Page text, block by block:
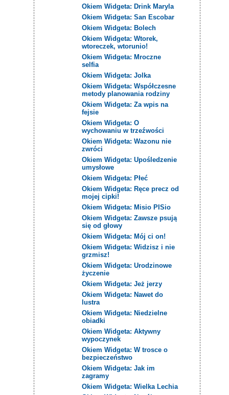
Okiem Widgeta: Drink Maryla
Okiem Widgeta: San Escobar
Okiem Widgeta: Bolech
Okiem Widgeta: Wtorek,
wtoreczek, wtorunio!
Okiem Widgeta: Mroczne
selfia
Okiem Widgeta: Jolka
Okiem Widgeta: Współczesne
metody planowania rodziny
Okiem Widgeta: Za wpis na
fejsie
Okiem Widgeta: O
wychowaniu w trzeźwości
Okiem Widgeta: Wazonu nie
zwróci
Okiem Widgeta: Upośledzenie
umysłowe
Okiem Widgeta: Płeć
Okiem Widgeta: Ręce precz od
mojej cipki!
Okiem Widgeta: Misio PISio
Okiem Widgeta: Zawsze psują
się od głowy
Okiem Widgeta: Mój ci on!
Okiem Widgeta: Widzisz i nie
grzmisz!
Okiem Widgeta: Urodzinowe
życzenie
Okiem Widgeta: Jeż jerzy
Okiem Widgeta: Nawet do
lustra
Okiem Widgeta: Niedzielne
obiadki
Okiem Widgeta: Aktywny
wypoczynek
Okiem Widgeta: W trosce o
bezpieczeństwo
Okiem Widgeta: Jak im
zagramy
Okiem Widgeta: Wielka Lechia